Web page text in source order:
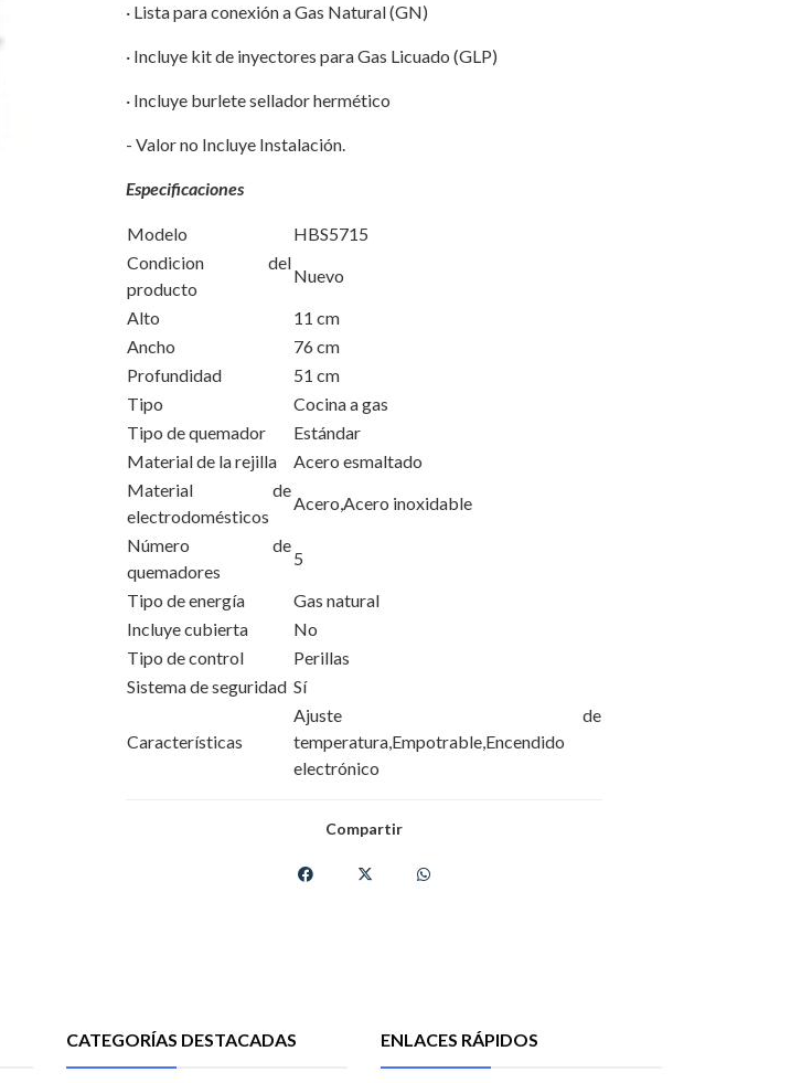
· Lista para conexión a Gas Natural (GN)
· Incluye kit de inyectores para Gas Licuado (GLP)
· Incluye burlete sellador hermético
- Valor no Incluye Instalación.
Especificaciones
Modelo
HBS5715
Condicion del
producto
Nuevo
Alto
11 cm
Ancho
76 cm
Profundidad
51 cm
Tipo
Cocina a gas
Tipo de quemador
Estándar
Material de la rejilla
Acero esmaltado
Material de
electrodomésticos
Acero,Acero inoxidable
Número de
quemadores
5
Tipo de energía
Gas natural
Incluye cubierta
No
Tipo de control
Perillas
Sistema de seguridad Sí
Características
Ajuste de
temperatura,Empotrable,Encendido
electrónico
Compartir
CATEGORÍAS DESTACADAS ENLACES RÁPIDOS